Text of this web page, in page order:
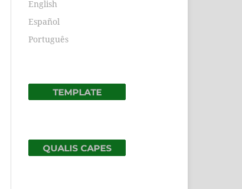
English
Español
Português